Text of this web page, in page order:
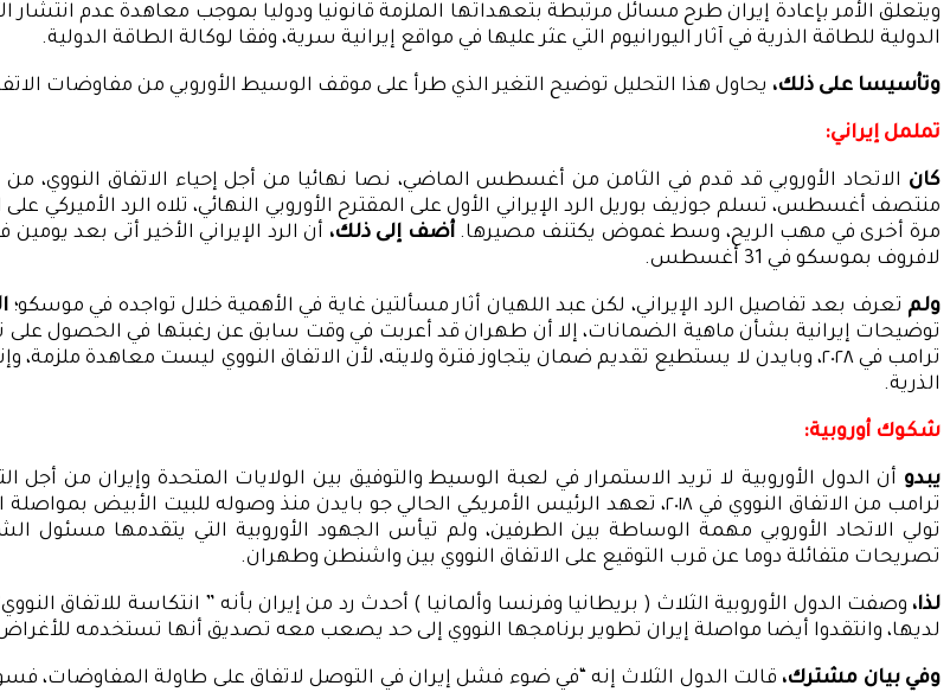
ويتعلق الأمر بإعادة إيران طرح مسائل مرتبطة بتعهداتها الملزمة قانونيا ودوليا بموجب معاهدة عدم انتشار
الدولية للطاقة الذرية في آثار اليورانيوم التي عثر عليها في مواقع إيرانية سرية، وفقا لوكالة الطاقة الدولية.
وتأسيسا على ذلك، يحاول هذا التحليل توضيح التغير الذي طرأ على موقف الوسيط الأوروبي من مفاوضات
تململ إيراني:
كان
منتصف أغسطس، تسلم جوزيف بوريل الرد الإيراني الأول على المقترح الأوروبي النهائي، تلاه الرد الأميركي
مرة أخرى في مهب الريح، وسط غموض يكتنف مصيرها.أضف إلى ذلك، أن الرد الإيراني الأخير أتى بعد
لافروف بموسكو في 31 أغسطس.
ولم تعرف بعد تفاصيل الرد الإيراني، لكن عبد اللهيان أثار مسألتين غاية في الأهمية خلال تواجده في موسكو؛
توضيحات إيرانية بشأن ماهية الضمانات، إلا أن طهران قد أعربت في وقت سابق عن رغبتها في الحصول على
ترامب في ٢٠٢٨، وبايدن لا يستطيع تقديم ضمان يتجاوز فترة ولايته، لأن الاتفاق النووي ليست معاهدة ملزمة، وإنما تفاهمات سياسية.
الذرية.
شكوك أوروبية:
يبدو أن الدول الأوروبية لا تريد الاستمرار في لعبة الوسيط والتوفيق بين الولايات المتحدة وإيران من
ترامب من الاتفاق النووي في ٢٠١٨، تعهد الرئيس الأمريكي الحالي جو بايدن منذ وصوله للبيت
تولي الاتحاد الأوروبي مهمة الوساطة بين الطرفين، ولم تيأس الجهود الأوروبية التي يتقدمها مسئول
تصريحات متفائلة دوما عن قرب التوقيع على الاتفاق النووي بين واشنطن وطهران.
لذا، وصفت الدول الأوروبية الثلاث ( بريطانيا وفرنسا وألمانيا ) أحدث رد من إيران بأنه ” انتكاسة للاتفاق
لديها، وانتقدوا أيضا مواصلة إيران تطوير برنامجها النووي إلى حد يصعب معه تصديق أنها تستخدمه
وفي بيان مشترك، قالت الدول الثلاث إنه “في ضوء فشل إيران في التوصل لاتفاق على طاولة المفاوضات،